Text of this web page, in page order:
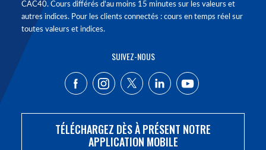
CAC40. Cours différés d'au moins 15 minutes sur les valeurs et
autres indices. Pour les clients connectés : cours en temps réel sur
toutes valeurs et indices.
SUIVEZ-NOUS
TÉLÉCHARGEZ DÈS À PRÉSENT NOTRE
APPLICATION MOBILE